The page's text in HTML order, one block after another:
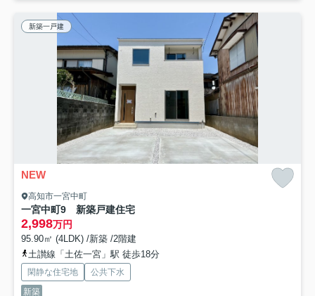
新築一戸建
NEW
高知市一宮中町
一宮中町9 新築戸建住宅
2,998万円
95.90㎡ (4LDK) /新築 /2階建
土讃線「土佐一宮」駅 徒歩18分
閑静な住宅地
公共下水
新築